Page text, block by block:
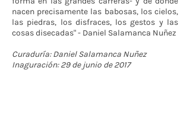
nacen precisamente las babosas, los cielos,
las piedras, los disfraces, los gestos y las
cosas disecadas" - Daniel Salamanca Nuñez
Curaduría: Daniel Salamanca Nuñez
Inaguración: 29 de junio de 2017